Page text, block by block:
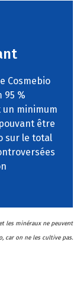
Cosmebio
95 %
un minimum
être
sur le total
les minéraux ne peuvent
car on ne les cultive pas.